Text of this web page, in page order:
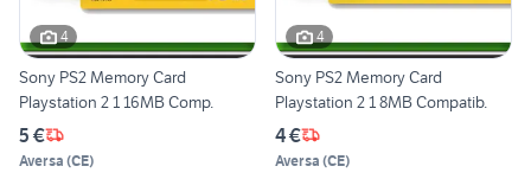
4
Sony PS2 Memory Card
Playstation 2 1 16MB Comp.
5 €
Aversa (CE)
4
Sony PS2 Memory Card
Playstation 2 1 8MB Compatib.
4 €
Aversa (CE)